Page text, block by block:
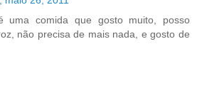
uma comida que gosto muito, posso
não precisa de mais nada, e gosto de